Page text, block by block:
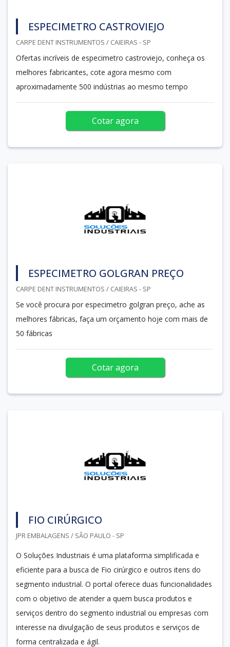
ESPECIMETRO CASTROVIEJO
CARPE DENT INSTRUMENTOS / CAIEIRAS - SP
Ofertas incríveis de especimetro castroviejo, conheça os
melhores fabricantes, cote agora mesmo com
aproximadamente 500 indústrias ao mesmo tempo
Cotar agora
ESPECIMETRO GOLGRAN PREÇO
CARPE DENT INSTRUMENTOS / CAIEIRAS - SP
Se você procura por especimetro golgran preço, ache as
melhores fábricas, faça um orçamento hoje com mais de
50 fábricas
Cotar agora
FIO CIRÚRGICO
JPR EMBALAGENS / SÃO PAULO - SP
O Soluções Industriais é uma plataforma simplificada e
eficiente para a busca de Fio cirúrgico e outros itens do
segmento industrial. O portal oferece duas funcionalidades
com o objetivo de atender a quem busca produtos e
serviços dentro do segmento industrial ou empresas com
interesse na divulgação de seus produtos e serviços de
forma centralizada e ágil.